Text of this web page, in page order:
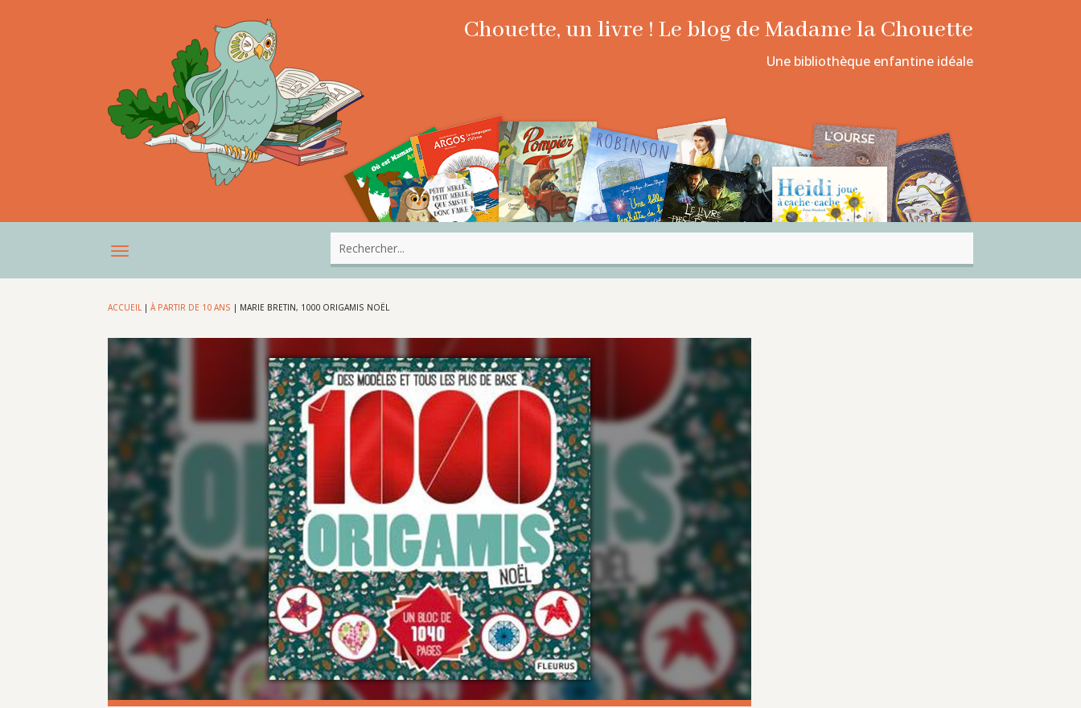
Chouette, un livre ! Le blog de Madame la Chouette
Une bibliothèque enfantine idéale
ACCUEIL |À PARTIR DE 10 ANS | MARIE BRETIN, 1000 ORIGAMIS NOËL